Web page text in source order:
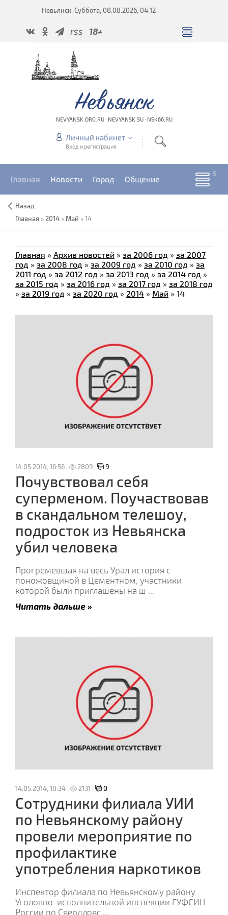
Невьянск: Суббота, 08.08.2026, 04:12
rss 18+
Невьянск
NEVYANSK.ORG.RU · NEVYANSK.SU · NSK66.RU
Личный кабинет
Вход и регистрация
Главная Новости Город Общение
Назад
Главная » 2014 » Май »14
Главная » Архив новостей » за 2006 год » за 2007
год » за 2008 год » за 2009 год » за 2010 год » за
2011 год » за 2012 год » за 2013 год » за 2014 год »
за 2015 год » за 2016 год » за 2017 год » за 2018 год
» за 2019 год » за 2020 год » 2014 » Май » 14
14.05.2014, 16:56 | 2809 | 9
Почувствовал себя
суперменом. Поучаствовав
в скандальном телешоу,
подросток из Невьянска
убил человека
Прогремевшая на весь Урал история с
поножовщиной в Цементном, участники
которой были приглашены на ш ...
Читать дальше »
14.05.2014, 10:34 | 2131 | 0
Сотрудники филиала УИИ
по Невьянскому району
провели мероприятие по
профилактике
употребления наркотиков
Инспектор филиала по Невьянскому району
Уголовно-исполнительной инспекции ГУФСИН
России по Свердловс ...